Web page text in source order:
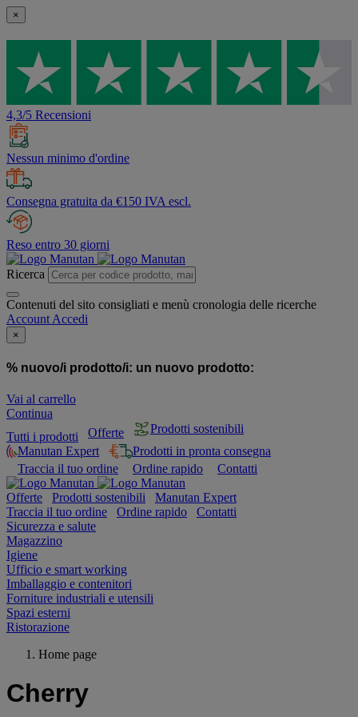
×
4,3/5 Recensioni
Nessun minimo d'ordine
Consegna gratuita da €150 IVA escl.
Reso entro 30 giorni
Ricerca
Contenuti del sito consigliati e menù cronologia delle ricerche
Account Accedi
×
% nuovo/i prodotto/i: un nuovo prodotto:
Vai al carrello
Continua
Tutti i prodotti
Offerte
Prodotti sostenibili
Manutan Expert
Prodotti in pronta consegna
Traccia il tuo ordine
Ordine rapido Contatti
Offerte Prodotti sostenibili
Manutan Expert
Traccia il tuo ordine
Ordine rapido
Contatti
Sicurezza e salute
Magazzino
Igiene
Ufficio e smart working
Imballaggio e contenitori
Forniture industriali e utensili
Spazi esterni
Ristorazione
Home page
Cherry